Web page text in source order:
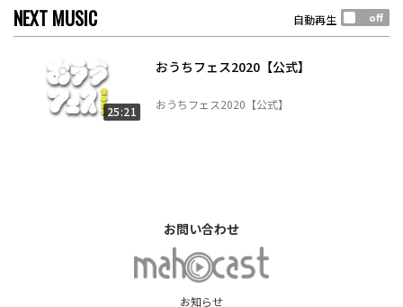
NEXT MUSIC 自動再生
25:21
おうちフェス2020【公式】
おうちフェス2020【公式】
お知らせ
お問い合わせ